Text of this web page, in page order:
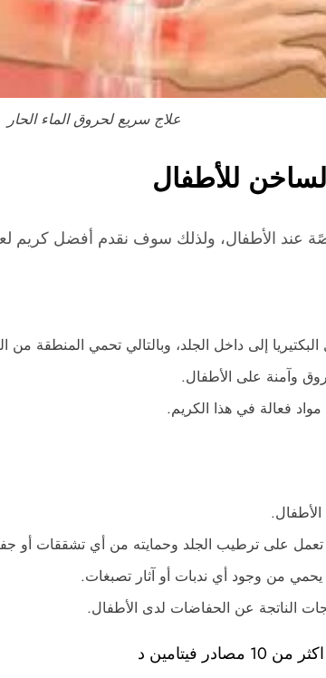
علاج سريع لحروق الماء الحار
للأطفال
عند الأطفال، ولذلك سوف نقدم أفضل كريم
إلى داخل الجلد، وبالتالي تحمي المنطقة من
وآمنة على الأطفال.
فعالة في هذا الكريم.
تعمل على ترطيب الجلد وحمايته من أي تشققات أو
من وجود أي ندبات أو آثار تصبغات.
الناتجة عن الحفاضات لدى الأطفال.